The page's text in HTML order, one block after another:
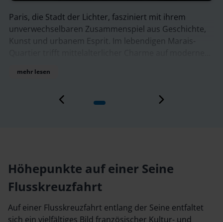
Marais-
ragt der
vorbei an
Vernon liegt eingebettet in eine ruhige
und vereint den Charme einer kleinen
Nähe zu bedeutenden Kulturräumen.
um die Umgebung ganz in Ruhe zu
Straßen schlendert, entdeckt das stille
fernab von großen Gesten, aber voller
Höhepunkte auf einer Seine
Flusskreuzfahrt
Auf einer Flusskreuzfahrt entlang der Seine entfaltet
sich ein vielfältiges Bild französischer Kultur- und